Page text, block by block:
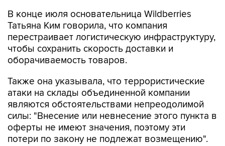
В конце июля основательница Wildberries
Татьяна Ким говорила, что компания
перестраивает логистическую инфраструктуру,
чтобы сохранить скорость доставки и
оборачиваемость товаров.
Также она указывала, что террористические
атаки на склады объединенной компании
являются обстоятельствами непреодолимой
силы: "Внесение или невнесение этого пункта в
оферты не имеют значения, поэтому эти
потери по закону не подлежат возмещению".